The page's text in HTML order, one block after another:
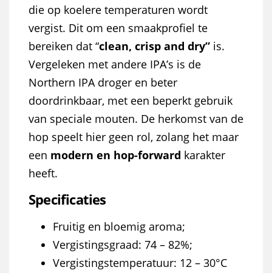
die op koelere temperaturen wordt
vergist. Dit om een smaakprofiel te
bereiken dat “clean, crisp and dry” is.
Vergeleken met andere IPA’s is de
Northern IPA droger en beter
doordrinkbaar, met een beperkt gebruik
van speciale mouten. De herkomst van de
hop speelt hier geen rol, zolang het maar
een modern en hop-forward karakter
heeft.
Specificaties
Fruitig en bloemig aroma;
Vergistingsgraad: 74 – 82%;
Vergistingstemperatuur: 12 – 30°C